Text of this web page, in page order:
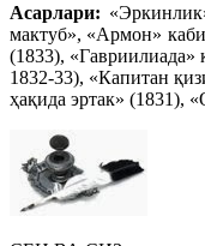
Асарлари:
мактуб», «Армон»
(1833),
1832-33), «Капитан
ҳақида эртак» (1831),